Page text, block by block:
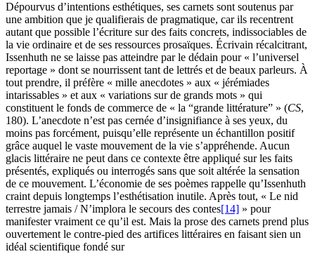
Dépourvus d’intentions esthétiques, ses carnets sont soutenus par
une ambition que je qualifierais de pragmatique, car ils recentrent
autant que possible l’écriture sur des faits concrets, indissociables de
la vie ordinaire et de ses ressources prosaïques. Écrivain récalcitrant,
Issenhuth ne se laisse pas atteindre par le dédain pour « l’universel
reportage » dont se nourrissent tant de lettrés et de beaux parleurs. À
tout prendre, il préfère « mille anecdotes » aux « jérémiades
intarissables » et aux « variations sur de grands mots » qui
constituent le fonds de commerce de « la “grande littérature” » (CS,
180). L’anecdote n’est pas cernée d’insignifiance à ses yeux, du
moins pas forcément, puisqu’elle représente un échantillon positif
grâce auquel le vaste mouvement de la vie s’appréhende. Aucun
glacis littéraire ne peut dans ce contexte être appliqué sur les faits
présentés, expliqués ou interrogés sans que soit altérée la sensation
de ce mouvement. L’économie de ses poèmes rappelle qu’Issenhuth
craint depuis longtemps l’esthétisation inutile. Après tout, « Le nid
terrestre jamais / N’implora le secours des contes[14] » pour
manifester vraiment ce qu’il est. Mais la prose des carnets prend plus
ouvertement le contre-pied des artifices littéraires en faisant sien un
idéal scientifique fondé sur